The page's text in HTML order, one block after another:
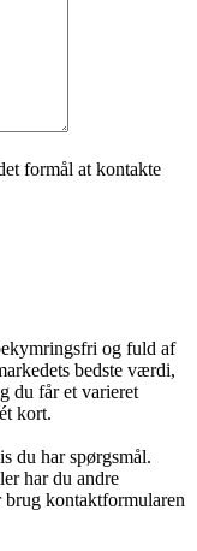
formål at kontakte
og fuld af
bedste værdi,
du får et varieret
kort.
du har spørgsmål.
har du andre
brug kontaktformularen